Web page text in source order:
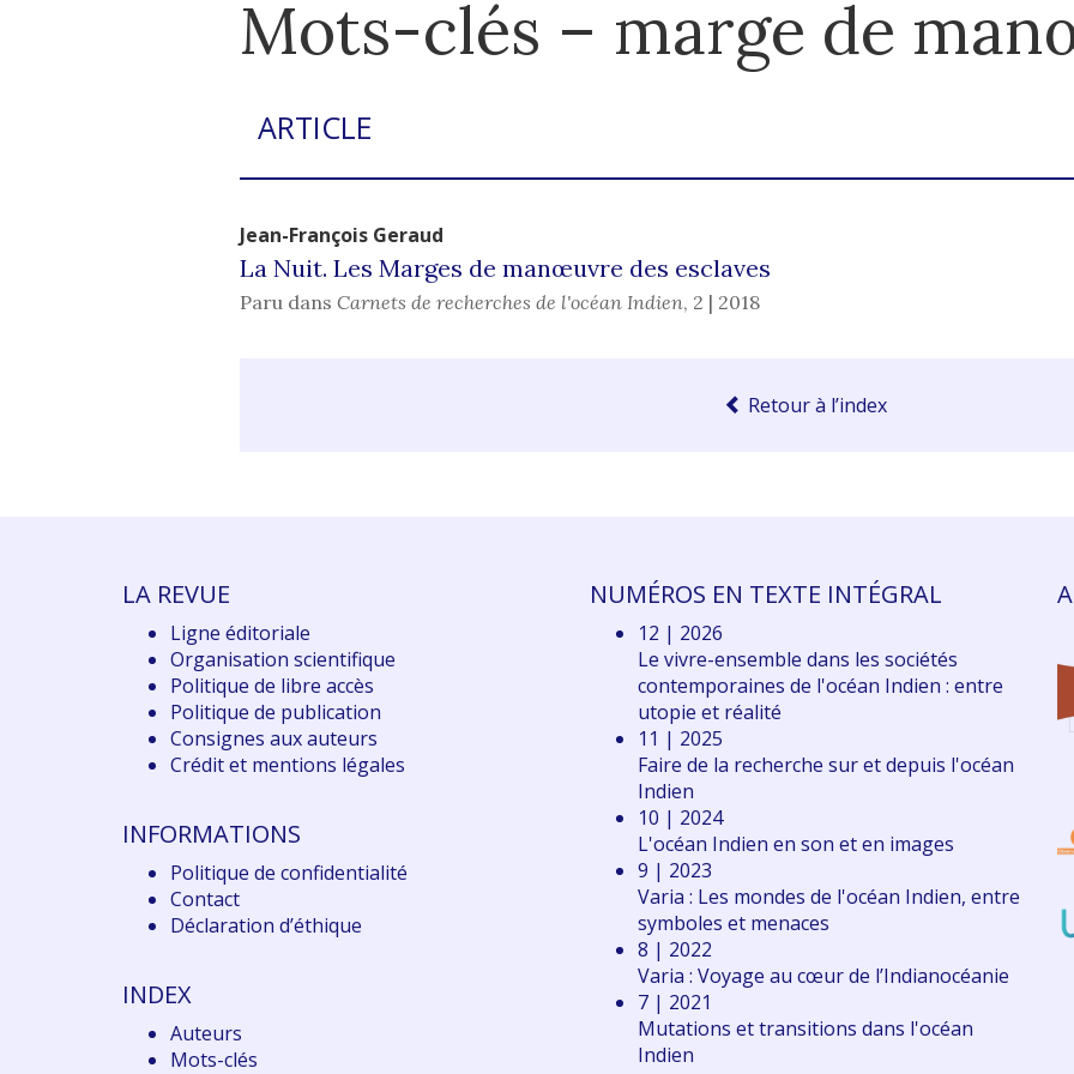
Mots-clés – marge de
ARTICLE
Jean-François Geraud
La Nuit. Les Marges de manœuvre des esclaves
Paru dans Carnets de recherches de l'océan Indien, 2 | 2018
Retour à l’index
LA REVUE
Ligne éditoriale
Organisation scientifique
Politique de libre accès
Politique de publication
Consignes aux auteurs
Crédit et mentions légales
INFORMATIONS
Politique de confidentialité
Contact
Déclaration d’éthique
INDEX
Auteurs
Mots-clés
NUMÉROS EN TEXTE INTÉGRAL
12 | 2026
Le vivre-ensemble dans les sociétés
contemporaines de l'océan Indien : entre
utopie et réalité
11 | 2025
Faire de la recherche sur et depuis l'océan
Indien
10 | 2024
L'océan Indien en son et en images
9 | 2023
Varia : Les mondes de l'océan Indien, entre
symboles et menaces
8 | 2022
Varia : Voyage au cœur de l’Indianocéanie
7 | 2021
Mutations et transitions dans l'océan
Indien